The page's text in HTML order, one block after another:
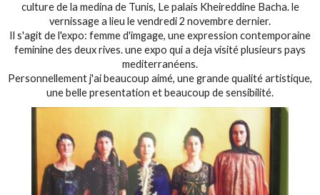
culture de la medina de Tunis, Le palais Kheireddine Bacha. le
vernissage a lieu le vendredi 2 novembre dernier.
Il s'agit de l'expo: femme d'imgage, une expression contemporaine
feminine des deux rives. une expo qui a deja visité plusieurs pays
mediterranéens.
Personnellement j'ai beaucoup aimé, une grande qualité artistique,
une belle presentation et beaucoup de sensibilité.